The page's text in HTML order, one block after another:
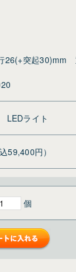
26(+突起30)mm
LEDライト
59,400円）
個